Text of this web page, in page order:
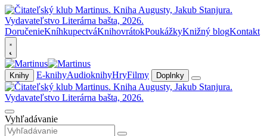
DoručenieKníhkupectváKnihovrátokPoukážkyKnižný blogKontakt
Knihy E-knihyAudioknihyHryFilmy Doplnky
Vyhľadávanie